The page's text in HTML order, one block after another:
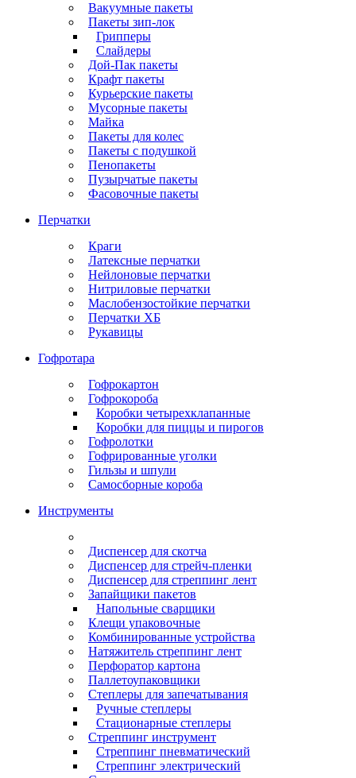
Вакуумные пакеты
Пакеты зип-лок
Грипперы
Слайдеры
Дой-Пак пакеты
Крафт пакеты
Курьерские пакеты
Мусорные пакеты
Майка
Пакеты для колес
Пакеты с подушкой
Пенопакеты
Пузырчатые пакеты
Фасовочные пакеты
Перчатки
Краги
Латексные перчатки
Нейлоновые перчатки
Нитриловые перчатки
Маслобензостойкие перчатки
Перчатки ХБ
Рукавицы
Гофротара
Гофрокартон
Гофрокороба
Коробки четырехклапанные
Коробки для пиццы и пирогов
Гофролотки
Гофрированные уголки
Гильзы и шпули
Самосборные короба
Инструменты
Диспенсер для скотча
Диспенсер для стрейч-пленки
Диспенсер для стреппинг лент
Запайщики пакетов
Напольные сварщики
Клещи упаковочные
Комбинированные устройства
Натяжитель стреппинг лент
Перфоратор картона
Паллетоупаковщики
Степлеры для запечатывания
Ручные степлеры
Стационарные степлеры
Стреппинг инструмент
Стреппинг пневматический
Стреппинг электрический